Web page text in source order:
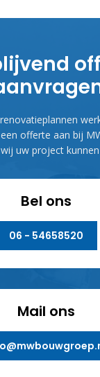
offerte aan bij
uw project
Bel ons
06 - 54658520
Mail ons